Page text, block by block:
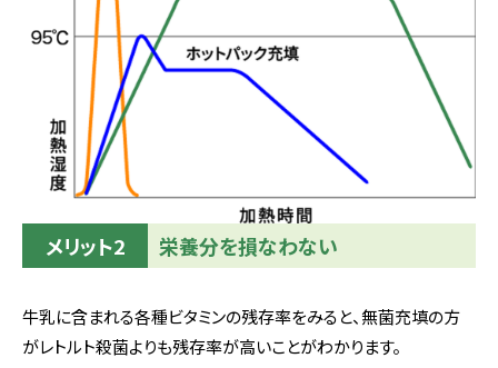
メリット2 栄養分を損なわない
牛乳に含まれる各種ビタミンの残存率をみると、無菌充填の方
がレトルト殺菌よりも残存率が高いことがわかります。